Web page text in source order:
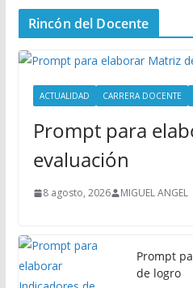
n
P
Rincón del Docente
ACTUALIDAD CARRERA DOCENTE
Prompt para
evaluación
8 agosto, 2026 MIGUEL ANGEL
Prompt
de logro